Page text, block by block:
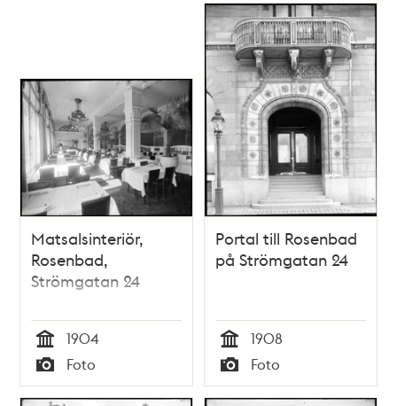
Matsalsinteriör,
Rosenbad,
Strömgatan 24
Tid
1904
Typ
Foto
Portal till Rosenbad
på Strömgatan 24
Tid
1908
Typ
Foto